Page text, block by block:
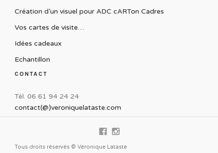
Création d’un visuel pour ADC cARTon Cadres
Vos cartes de visite…
Idées cadeaux
Echantillon
CONTACT
Tél. 06 61 94 24 24
contact(@)veroniquelataste.com
Tous droits réservés © Véronique Lataste